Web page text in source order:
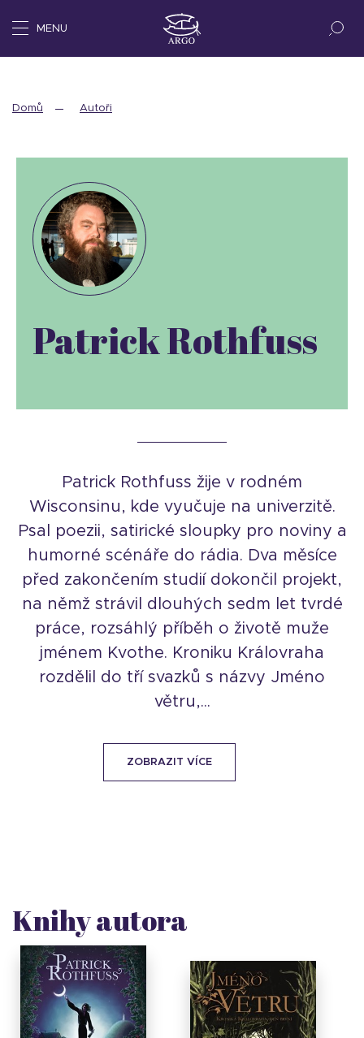
MENU
Domů Autoři
Patrick Rothfuss
Patrick Rothfuss žije v rodném
Wisconsinu, kde vyučuje na univerzitě.
Psal poezii, satirické sloupky pro noviny a
humorné scénáře do rádia. Dva měsíce
před zakončením studií dokončil projekt,
na němž strávil dlouhých sedm let tvrdé
práce, rozsáhlý příběh o životě muže
jménem Kvothe. Kroniku Královraha
rozdělil do tří svazků s názvy Jméno
větru,...
ZOBRAZIT VÍCE
Knihy autora